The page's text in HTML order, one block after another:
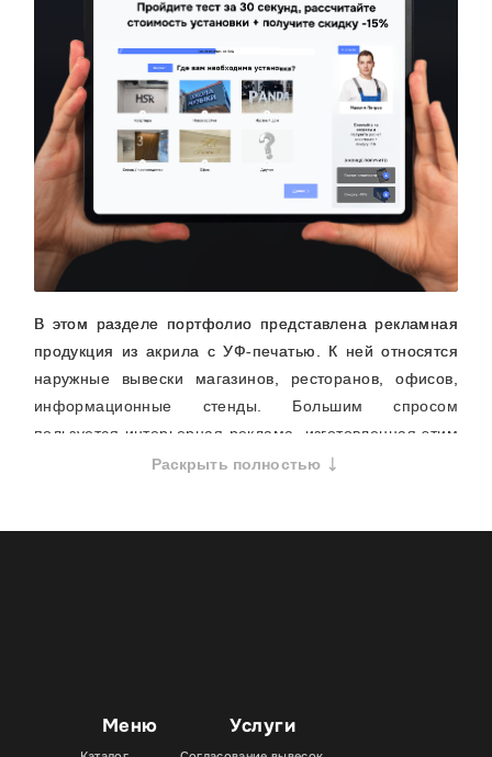
В этом разделе портфолио представлена рекламная
продукция из акрила с УФ-печатью. К ней относятся
наружные вывески магазинов, ресторанов, офисов,
информационные стенды. Большим спросом
пользуется интерьерная реклама, изготовленная этим
способом: таблички, указатели, логотипы,
поверхностью акрила и образуя картинку высокой
Раскрыть полностью
Меню Услуги